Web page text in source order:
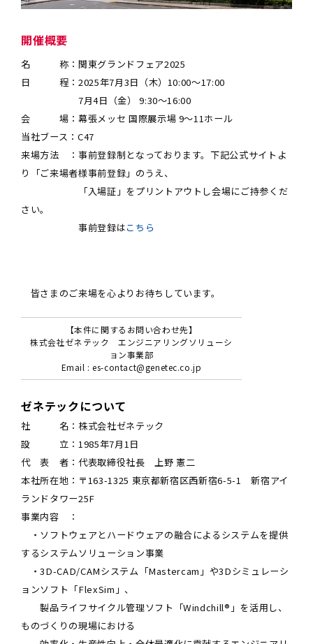
開催概要
名 称：関東グランドフェア2025
日 程：2025年7月3日（木）10:00～17:00
7月4日（金） 9:30～16:00
会 場：幕張メッセ 国際展示場 9～11ホール
当社ブース：C47
来場方法 ：事前登録制となっております。下記公式サイトよ
り「ご来場者様事前登録」のうえ、
「入場証」をプリントアウトし会場にご持参くだ
さい。
事前登録はこちら
皆さまのご来場を心よりお待ちしています。
【本件に関するお問い合わせ先】
株式会社ゼネテック エンジニアリングソリューシ
ョン事業部
Email : es-contact@genetec.co.jp
ゼネテックについて
社 名：株式会社ゼネテック
設 立：1985年7月1日
代 表 者：代表取締役社長 上野 憲二
本社所在地：〒163-1325 東京都新宿区西新宿6-5-1 新宿アイ
ランドタワー25F
事業内容 ：
・ソフトウェアとハードウェアの融合によるシステムを提供
するシステムソリューション事業
・3D-CAD/CAMシステム「Mastercam」や3Dシミュレーシ
ョンソフト「FlexSim」、
製品ライフサイクル管理ソフト「Windchill®」を活用し、
ものづくりの現場における